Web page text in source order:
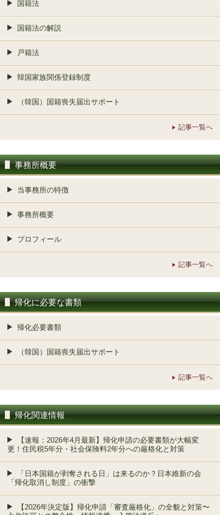
国籍法
国籍法の解説
戸籍法
韓国家族関係登録制度
（韓国）国籍喪失届出サポート
記事一覧へ
事務所概要
当事務所の特徴
事務所概要
プロフィール
記事一覧へ
帰化に必要な書類
帰化必要書類
（韓国）国籍喪失届出サポート
記事一覧へ
帰化関連情報
【速報：2026年4月最新】帰化申請の必要書類が大幅変
更！住民税5年分・社会保険料2年分への厳格化と対策
「日本国籍が剥奪される日」は来るのか？日本維新の会
「帰化取消し制度」の衝撃
【2026年決定版】帰化申請「審査厳格化」の全貌と対策〜